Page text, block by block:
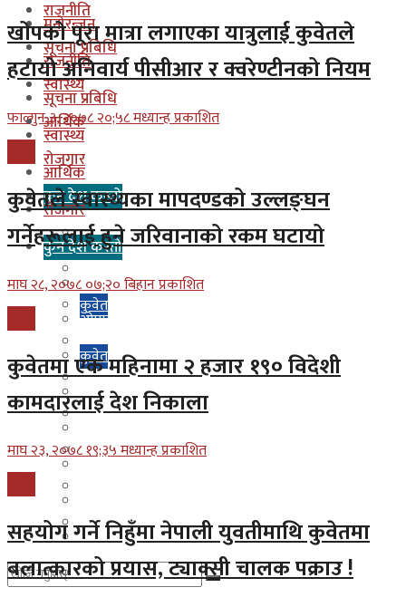
राजनीति
सूचना प्रबिधि
स्वास्थ्य
आर्थिक
रोजगार
कुन देश कस्तो
इजरायल
कुवेत
दक्षिण कोरीया
बहराईन
मलेसिया
युएई
साउदी अरब
मनोरन्जन
राजनीति
सूचना प्रबिधि
स्वास्थ्य
आर्थिक
रोजगार
कुन देश कस्तो
इजरायल
ओमान
कुवेत
दक्षिण कोरीया
लेबनान
साउदी अरब
खोपको पूरा मात्रा लगाएका यात्रुलाई कुवेतले
हटायो अनिवार्य पीसीआर र क्वरेण्टीनको नियम
फाल्गुन ३, २०७८ २०;५८ मध्यान्ह प्रकाशित
कुवेतले स्वास्थ्यका मापदण्डको उल्लङ्घन
गर्नेहरूलाई हुने जरिवानाको रकम घटायो
माघ २८, २०७८ ०७;२० बिहान प्रकाशित
कुवेतमा एक महिनामा २ हजार १९० विदेशी
कामदारलाई देश निकाला
माघ २३, २०७८ १९;३५ मध्यान्ह प्रकाशित
सहयोग गर्ने निहुँमा नेपाली युवतीमाथि कुवेतमा
बलात्कारको प्रयास, ट्याक्सी चालक पक्राउ !